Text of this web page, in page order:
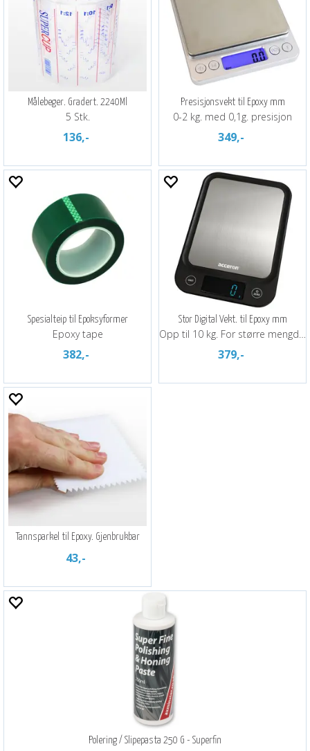
Målebeger. Gradert. 2240Ml
5 Stk.
136,-
Presisjonsvekt til Epoxy mm
0-2 kg. med 0,1g. presisjon
349,-
Spesialteip til Epoksyformer
Epoxy tape
382,-
Stor Digital Vekt. til Epoxy mm
Opp til 10 kg. For større mengder
379,-
Tannsparkel til Epoxy. Gjenbrukbar
43,-
Polering / Slipepasta 250 G - Superfin